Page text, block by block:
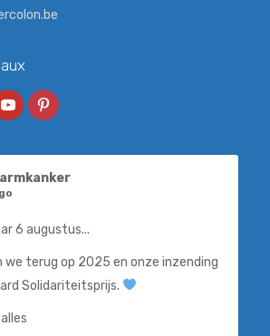
6 augustus...
we terug op 2025 en onze inzending
Solidariteitsprijs.